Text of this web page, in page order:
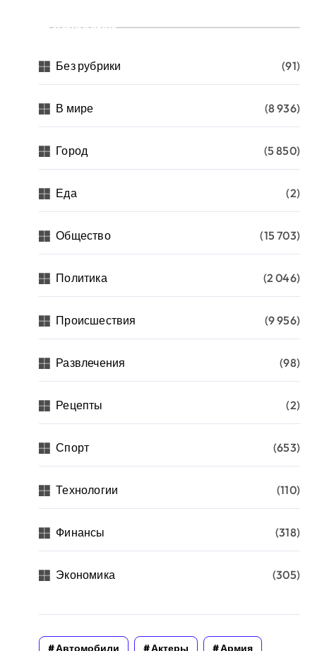
Рубрики
Без рубрики (91)
В мире (8 936)
Город (5 850)
Еда (2)
Общество (15 703)
Политика (2 046)
Происшествия (9 956)
Развлечения (98)
Рецепты (2)
Спорт (653)
Технологии (110)
Финансы (318)
Экономика (305)
Автомобили Актеры Армия